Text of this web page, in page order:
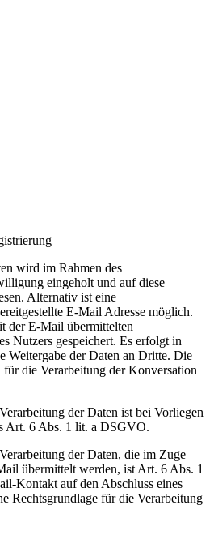
wird im Rahmen des
eingeholt und auf diese
Alternativ ist eine
E-Mail Adresse möglich.
der E-Mail übermittelten
Nutzers gespeichert. Es erfolgt in
Weitergabe der Daten an Dritte. Die
die Verarbeitung der Konversation
der Daten ist bei Vorliegen
Art. 6 Abs. 1 lit. a DSGVO.
der Daten, die im Zuge
übermittelt werden, ist Art. 6 Abs. 1
Kontakt auf den Abschluss eines
Rechtsgrundlage für die Verarbeitung